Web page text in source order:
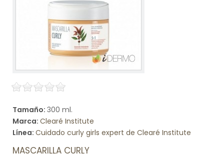
Tamaño: 300 ml.
Marca: Clearé Institute
Línea: Cuidado curly girls expert de Clearé Institute
MASCARILLA CURLY